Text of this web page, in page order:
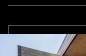
o elegante, tra le